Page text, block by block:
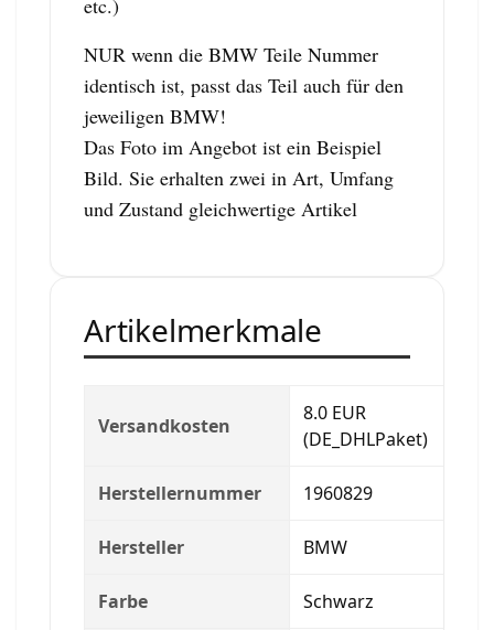
NUR wenn die BMW Teile Nummer
identisch ist, passt das Teil auch für den
jeweiligen BMW!
Das Foto im Angebot ist ein Beispiel
Bild. Sie erhalten zwei in Art, Umfang
und Zustand gleichwertige Artikel
Artikelmerkmale
Versandkosten
8.0 EUR
(DE_DHLPaket)
Herstellernummer 1960829
Hersteller BMW
Farbe Schwarz